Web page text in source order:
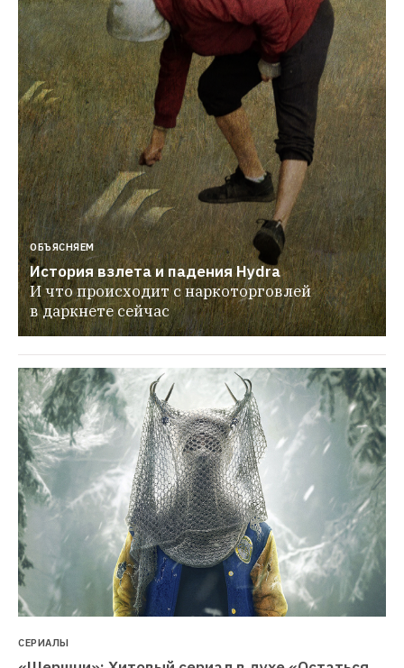
ОБЪЯСНЯЕМ
История взлета и падения Hydra
И что происходит с наркоторговлей
в даркнете сейчас
СЕРИАЛЫ